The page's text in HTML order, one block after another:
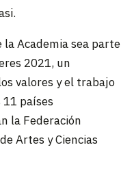
Academia sea parte
2021, un
valores y el trabajo
países
la Federación
Artes y Ciencias